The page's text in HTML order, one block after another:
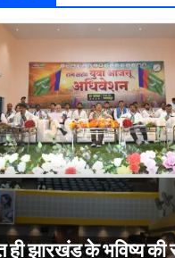
ही झारखंड के भविष्य